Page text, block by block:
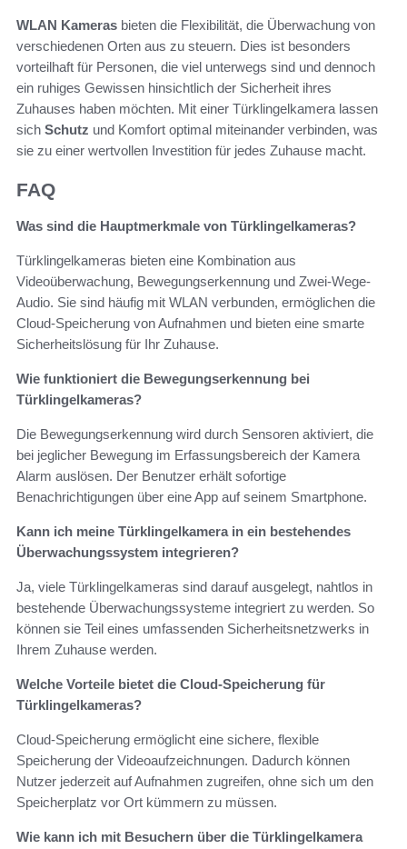
WLAN Kameras bieten die Flexibilität, die Überwachung von
verschiedenen Orten aus zu steuern. Dies ist besonders
vorteilhaft für Personen, die viel unterwegs sind und dennoch
ein ruhiges Gewissen hinsichtlich der Sicherheit ihres
Zuhauses haben möchten. Mit einer Türklingelkamera lassen
sich Schutz und Komfort optimal miteinander verbinden, was
sie zu einer wertvollen Investition für jedes Zuhause macht.
FAQ
Was sind die Hauptmerkmale von Türklingelkameras?
Türklingelkameras bieten eine Kombination aus
Videoüberwachung, Bewegungserkennung und Zwei-Wege-
Audio. Sie sind häufig mit WLAN verbunden, ermöglichen die
Cloud-Speicherung von Aufnahmen und bieten eine smarte
Sicherheitslösung für Ihr Zuhause.
Wie funktioniert die Bewegungserkennung bei
Türklingelkameras?
Die Bewegungserkennung wird durch Sensoren aktiviert, die
bei jeglicher Bewegung im Erfassungsbereich der Kamera
Alarm auslösen. Der Benutzer erhält sofortige
Benachrichtigungen über eine App auf seinem Smartphone.
Kann ich meine Türklingelkamera in ein bestehendes
Überwachungssystem integrieren?
Ja, viele Türklingelkameras sind darauf ausgelegt, nahtlos in
bestehende Überwachungssysteme integriert zu werden. So
können sie Teil eines umfassenden Sicherheitsnetzwerks in
Ihrem Zuhause werden.
Welche Vorteile bietet die Cloud-Speicherung für
Türklingelkameras?
Cloud-Speicherung ermöglicht eine sichere, flexible
Speicherung der Videoaufzeichnungen. Dadurch können
Nutzer jederzeit auf Aufnahmen zugreifen, ohne sich um den
Speicherplatz vor Ort kümmern zu müssen.
Wie kann ich mit Besuchern über die Türklingelkamera